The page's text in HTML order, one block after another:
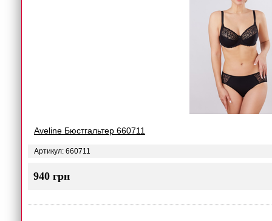
Aveline Бюстгальтер 660711
Артикул: 660711
940 грн